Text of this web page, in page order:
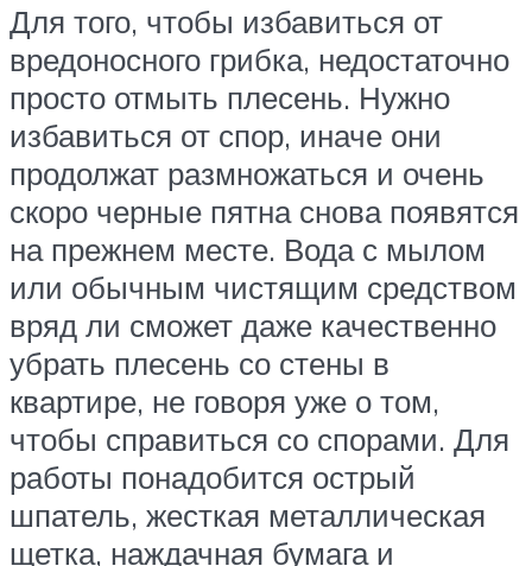
Для того, чтобы избавиться от
вредоносного грибка, недостаточно
просто отмыть плесень. Нужно
избавиться от спор, иначе они
продолжат размножаться и очень
скоро черные пятна снова появятся
на прежнем месте. Вода с мылом
или обычным чистящим средством
вряд ли сможет даже качественно
убрать плесень со стены в
квартире, не говоря уже о том,
чтобы справиться со спорами. Для
работы понадобится острый
шпатель, жесткая металлическая
щетка, наждачная бумага и